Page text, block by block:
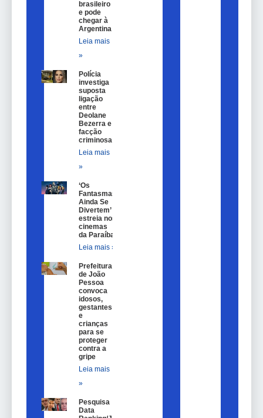
brasileiro
e pode
chegar à
Argentina
Leia mais
»
Polícia
investiga
suposta
ligação
entre
Deolane
Bezerra e
facção
criminosa
Leia mais
»
‘Os
Fantasmas
Ainda Se
Divertem’
estreia nos
cinemas
da Paraíba
Leia mais »
Prefeitura
de João
Pessoa
convoca
idosos,
gestantes
e
crianças
para se
proteger
contra a
gripe
Leia mais
»
Pesquisa
Data